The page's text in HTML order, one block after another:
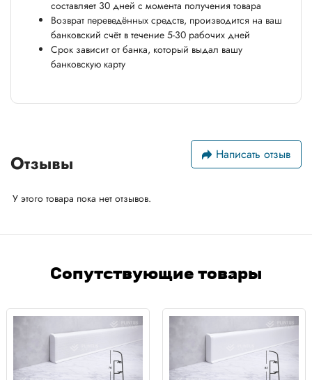
составляет 30 дней с момента получения товара
Возврат переведённых средств, производится на ваш
банковский счёт в течение 5-30 рабочих дней
Срок зависит от банка, который выдал вашу
банковскую карту
Отзывы Написать отзыв
У этого товара пока нет отзывов.
Сопутствующие товары